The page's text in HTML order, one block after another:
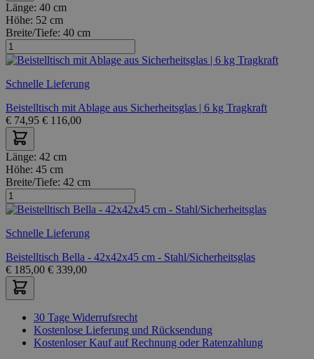
Länge: 40 cm
Höhe: 52 cm
Breite/Tiefe: 40 cm
Schnelle Lieferung
Beistelltisch mit Ablage aus Sicherheitsglas | 6 kg Tragkraft
€ 74,95 € 116,00
Länge: 42 cm
Höhe: 45 cm
Breite/Tiefe: 42 cm
Schnelle Lieferung
Beistelltisch Bella - 42x42x45 cm - Stahl/Sicherheitsglas
€ 185,00 € 339,00
30 Tage Widerrufsrecht
Kostenlose Lieferung und Rücksendung
Kostenloser Kauf auf Rechnung oder Ratenzahlung